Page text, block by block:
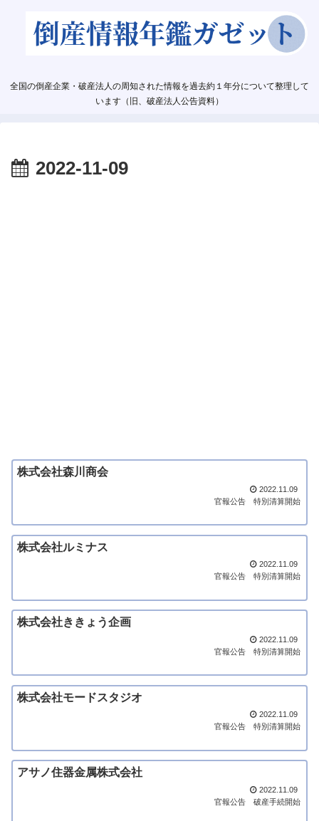
全国の倒産企業・破産法人の周知された情報を過去約１年分について整理して
います（旧、破産法人公告資料）
2022-11-09
株式会社森川商会
2022.11.09
官報公告
特別清算開始
株式会社ルミナス
2022.11.09
官報公告
特別清算開始
株式会社ききょう企画
2022.11.09
官報公告
特別清算開始
株式会社モードスタジオ
2022.11.09
官報公告
特別清算開始
アサノ住器金属株式会社
2022.11.09
官報公告
破産手続開始